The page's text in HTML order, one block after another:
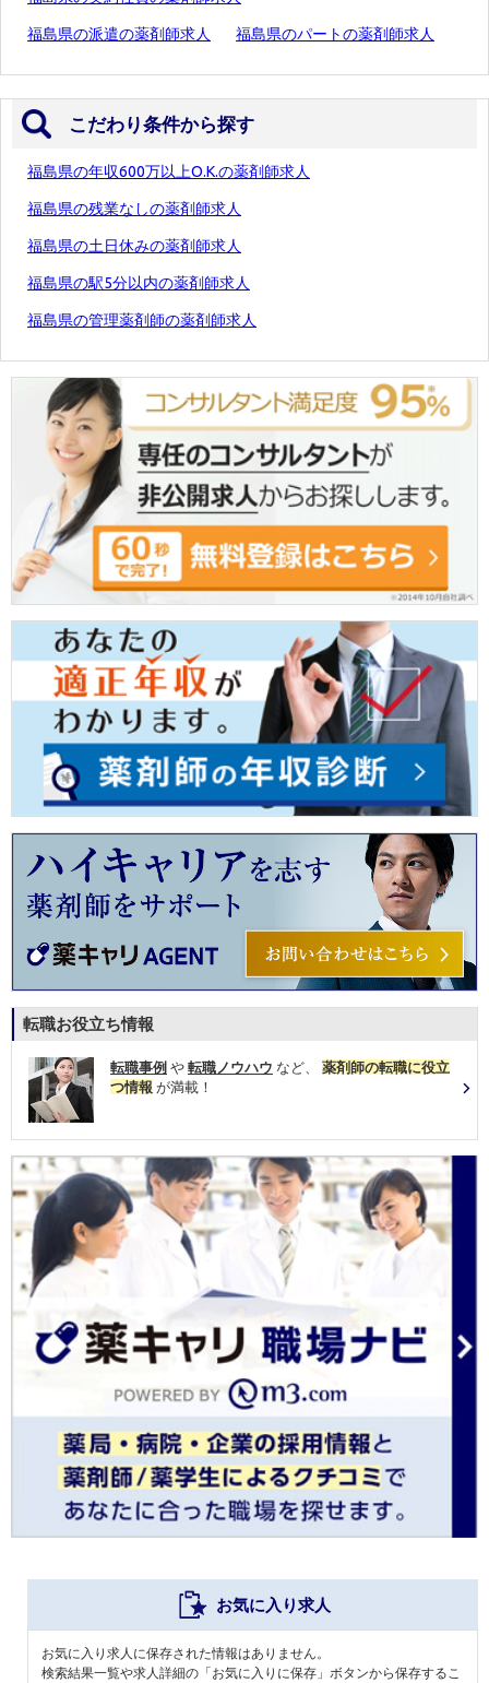
福島県の派遣の薬剤師求人 福島県のパートの薬剤師求人
こだわり条件から探す
福島県の年収600万以上O.K.の薬剤師求人
福島県の残業なしの薬剤師求人
福島県の土日休みの薬剤師求人
福島県の駅5分以内の薬剤師求人
福島県の管理薬剤師の薬剤師求人
転職お役立ち情報
転職事例 や 転職ノウハウ など、 薬剤師の転職に役立
つ情報 が満載！
お気に入り求人
お気に入り求人に保存された情報はありません。
検索結果一覧や求人詳細の「お気に入りに保存」ボタンから保存するこ